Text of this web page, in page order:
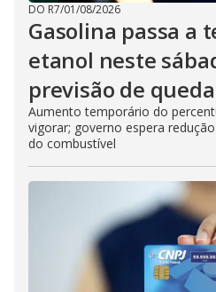
DO R7/01/08/2026
Gasolina passa a
etanol neste
previsão de
Aumento temporário do
vigorar; governo espera
do combustível